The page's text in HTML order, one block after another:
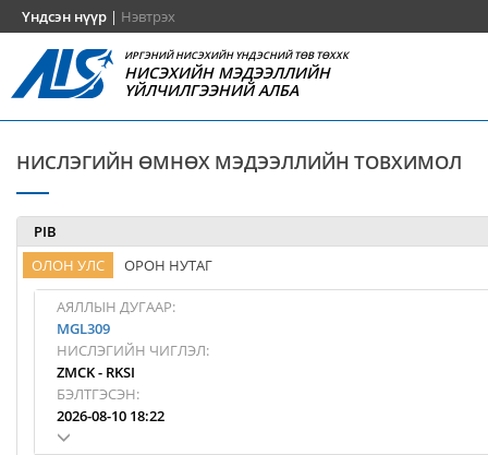
Үндсэн нүүр | Нэвтрэх
ИРГЭНИЙ НИСЭХИЙН ҮНДЭСНИЙ ТӨВ ТӨХХК
НИСЭХИЙН МЭДЭЭЛЛИЙН
ҮЙЛЧИЛГЭЭНИЙ АЛБА
НИСЛЭГИЙН ӨМНӨХ МЭДЭЭЛЛИЙН ТОВХИМОЛ
PIB
ОЛОН УЛС
ОРОН НУТАГ
АЯЛЛЫН ДУГААР:
MGL309
НИСЛЭГИЙН ЧИГЛЭЛ:
ZMCK- RKSI
БЭЛТГЭСЭН:
2026-08-10 18:22